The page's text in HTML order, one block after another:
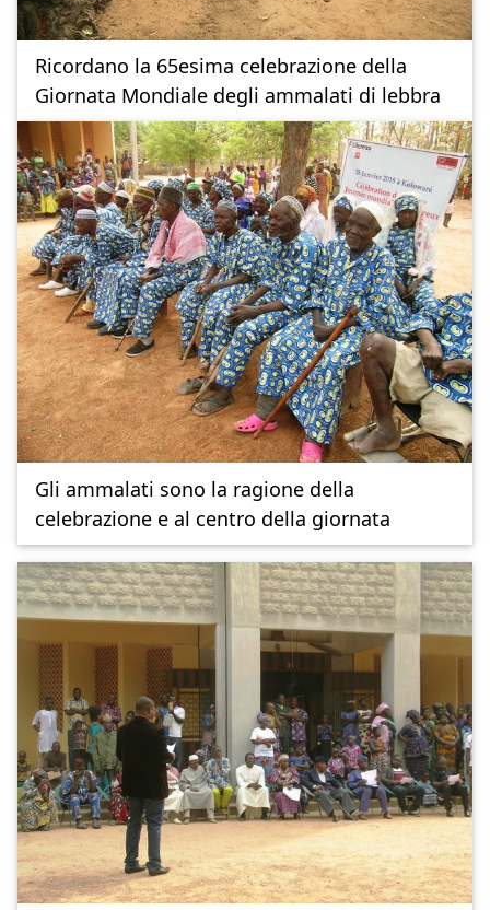
Ricordano la 65esima celebrazione della
Giornata Mondiale degli ammalati di lebbra
Gli ammalati sono la ragione della
celebrazione e al centro della giornata